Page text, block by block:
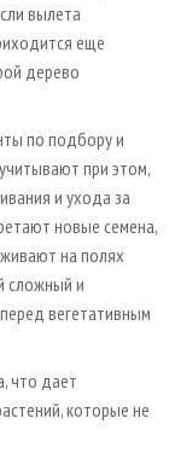
вылета
еще
дерево
по подбору и
при этом,
и ухода за
новые семена,
на полях
сложный и
вегетативным
что дает
которые не